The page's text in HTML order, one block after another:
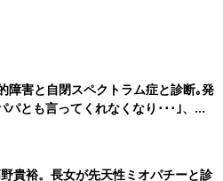
障害と自閉スペクトラム症と診断｡発
パとも言ってくれなくなり･･･｣、元
田優介
貴裕。長女が先天性ミオパチーと診